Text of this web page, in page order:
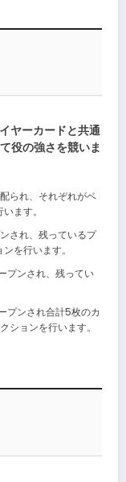
ヤーカードと共通
役の強さを競いま
られ、それぞれがベ
ます。
され、残っているプ
を行います。
プンされ、残ってい
プンされ合計5枚のカ
ションを行います。